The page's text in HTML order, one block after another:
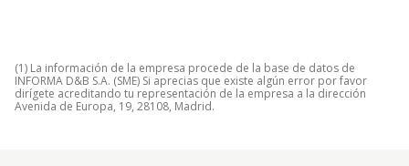
(1) La información de la empresa procede de la base de datos de
INFORMA D&B S.A. (SME) Si aprecias que existe algún error por favor
dirígete acreditando tu representación de la empresa a la dirección
Avenida de Europa, 19, 28108, Madrid.